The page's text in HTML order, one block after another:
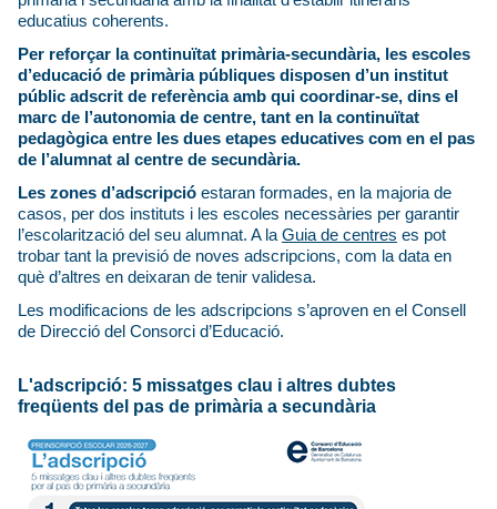
educatius coherents.
Per reforçar la continuïtat primària-secundària, les escoles
d’educació de primària públiques disposen d’un institut
públic adscrit de referència amb qui coordinar-se, dins el
marc de l’autonomia de centre, tant en la continuïtat
pedagògica entre les dues etapes educatives com en el pas
de l’alumnat al centre de secundària.
Les zones d’adscripció estaran formades, en la majoria de
casos, per dos instituts i les escoles necessàries per garantir
l’escolarització del seu alumnat. A la Guia de centres es pot
trobar tant la previsió de noves adscripcions, com la data en
què d’altres en deixaran de tenir validesa.
Les modificacions de les adscripcions s’aproven en el Consell
de Direcció del Consorci d’Educació.
L'adscripció: 5 missatges clau i altres dubtes
freqüents del pas de primària a secundària